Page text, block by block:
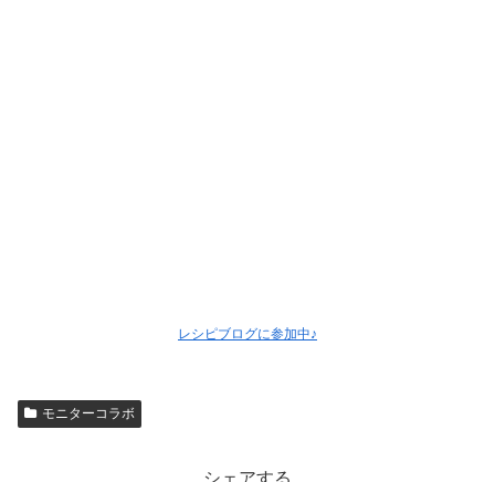
レシピブログに参加中♪
モニターコラボ